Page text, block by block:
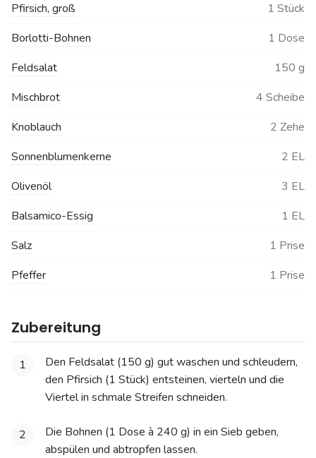
Pfirsich, groß
1 Stück
Borlotti-Bohnen
1 Dose
Feldsalat
150 g
Mischbrot
4 Scheibe
Knoblauch
2 Zehe
Sonnenblumenkerne
2 EL
Olivenöl
3 EL
Balsamico-Essig
1 EL
Salz
1 Prise
Pfeffer
1 Prise
Zubereitung
1
Den Feldsalat (150 g) gut waschen und schleudern,
den Pfirsich (1 Stück) entsteinen, vierteln und die
Viertel in schmale Streifen schneiden.
2
Die Bohnen (1 Dose à 240 g) in ein Sieb geben,
abspülen und abtropfen lassen.